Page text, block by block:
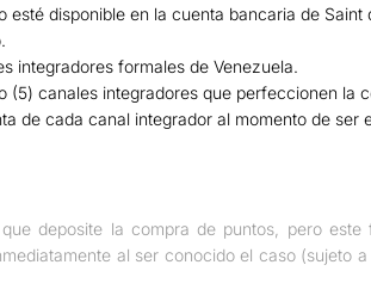
disponible en la cuenta bancaria de Saint
integradores formales de Venezuela.
(5) canales integradores que perfeccionen la
de cada canal integrador al momento de ser
deposite la compra de puntos, pero
al ser conocido el caso (sujeto